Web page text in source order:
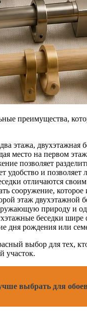
преимущества,
этажа, двухэтажная
место на первом
позволяет
удобство и
отличаются
сооружение,
этаж двухэтажной
природу и
беседки шире
дня рождения или
выбор для тех,
участок.
выбрать для